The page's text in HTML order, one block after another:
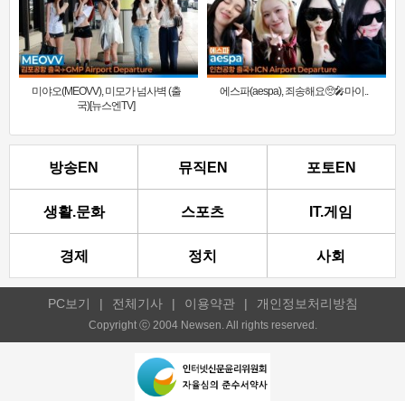
미야오(MEOVV), 미모가 넘사벽 (출
국)[뉴스엔TV]
에스파(aespa), 죄송해요🥺🎤마이..
방송EN 뮤직EN 포토EN
생활.문화 스포츠 IT.게임
경제 정치 사회
PC보기 | 전체기사 | 이용약관 | 개인정보처리방침
Copyright ⓒ 2004 Newsen. All rights reserved.